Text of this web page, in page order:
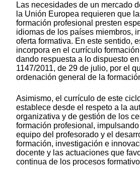
Las necesidades de un mercado
la Unión Europea requieren que
formación profesional presten
idiomas de los países miembros,
oferta formativa. En este sentido,
incorpora en el currículo
dando respuesta a lo dispuesto
1147/2011, de 29 de julio, por el
ordenación general de la
Asimismo, el currículo de este
establece desde el respeto a la
organizativa y de gestión de los
formación profesional,
equipo del profesorado y el
formación, investigación e
docente y las actuaciones que
continua de los procesos